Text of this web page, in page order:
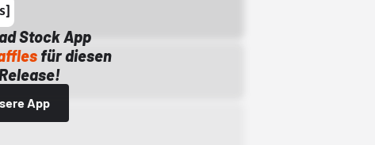
Stock App
für diesen
App